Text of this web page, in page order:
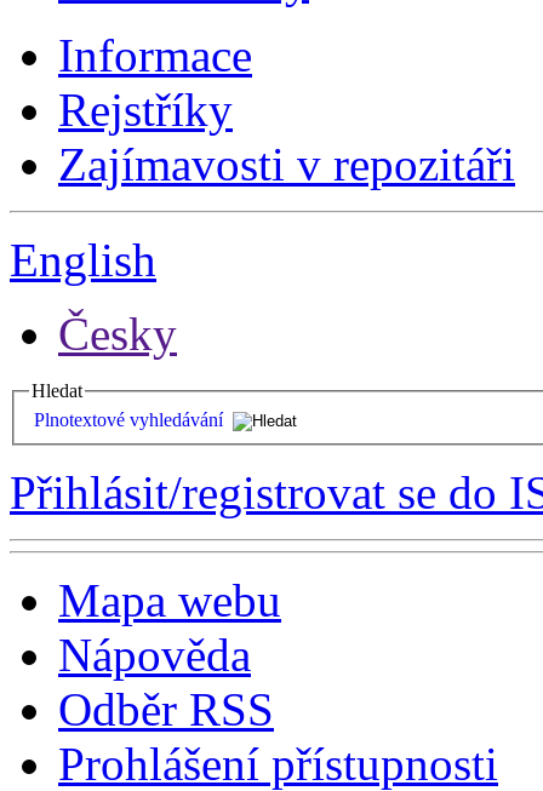
Informace
Rejstříky
Zajímavosti v repozitáři
English
Česky
Hledat
Plnotextové vyhledávání
Přihlásit/registrovat se do
Mapa webu
Nápověda
Odběr RSS
Prohlášení přístupnosti